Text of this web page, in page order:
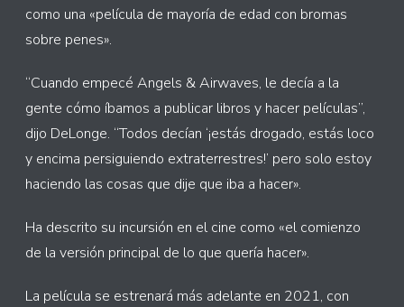
como una «película de mayoría de edad con bromas
sobre penes».
“Cuando empecé Angels & Airwaves, le decía a la
gente cómo íbamos a publicar libros y hacer películas”,
dijo DeLonge. “Todos decían ‘¡estás drogado, estás loco
y encima persiguiendo extraterrestres!’ pero solo estoy
haciendo las cosas que dije que iba a hacer».
Ha descrito su incursión en el cine como «el comienzo
de la versión principal de lo que quería hacer».
La película se estrenará más adelante en 2021, con